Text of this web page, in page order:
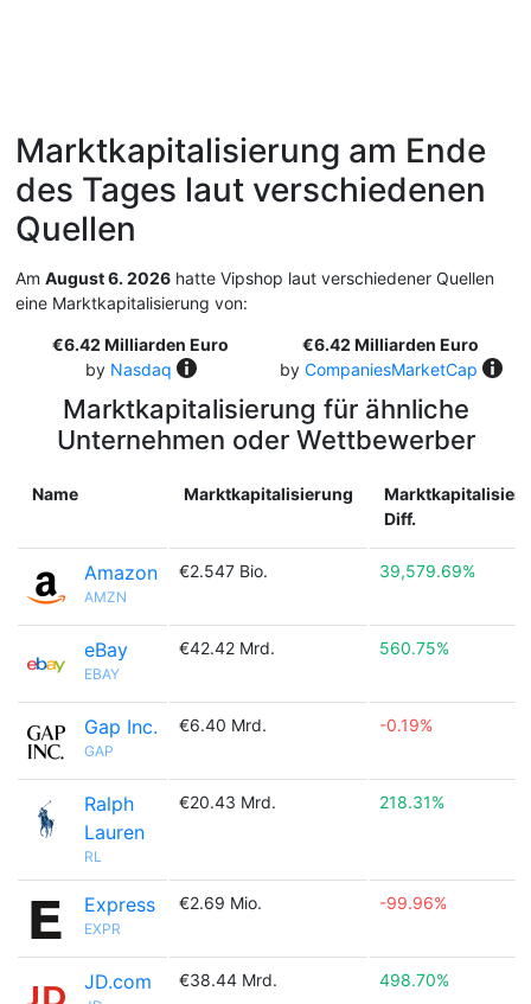
Marktkapitalisierung am Ende
des Tages laut verschiedenen
Quellen
Am August 6. 2026 hatte Vipshop laut verschiedener Quellen
eine Marktkapitalisierung von:
€6.42 Milliarden Euro
by Nasdaq
€6.42 Milliarden Euro
by CompaniesMarketCap
Marktkapitalisierung für ähnliche
Unternehmen oder Wettbewerber
Name Marktkapitalisierung
Diff.
Amazon
AMZN
€2.547 Bio. 39,579.69%
eBay
EBAY
€42.42 Mrd. 560.75%
Gap Inc.
GAP
€6.40 Mrd. -0.19%
Ralph
Lauren
RL
€20.43 Mrd. 218.31%
Express
EXPR
€2.69 Mio. -99.96%
JD.com €38.44 Mrd. 498.70%